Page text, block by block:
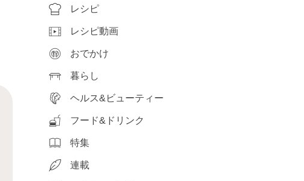
レシピ
レシピ動画
おでかけ
暮らし
ヘルス&ビューティー
フード&ドリンク
特集
連載